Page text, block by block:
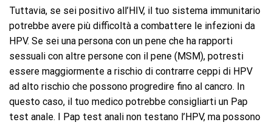
Tuttavia, se sei positivo all’HIV, il tuo sistema immunitario
potrebbe avere più difficoltà a combattere le infezioni da
HPV. Se sei una persona con un pene che ha rapporti
sessuali con altre persone con il pene (MSM), potresti
essere maggiormente a rischio di contrarre ceppi di HPV
ad alto rischio che possono progredire fino al cancro. In
questo caso, il tuo medico potrebbe consigliarti un Pap
test anale. I Pap test anali non testano l’HPV, ma possono